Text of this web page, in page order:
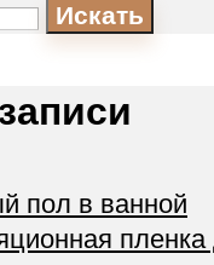
Искать
пол в ванной